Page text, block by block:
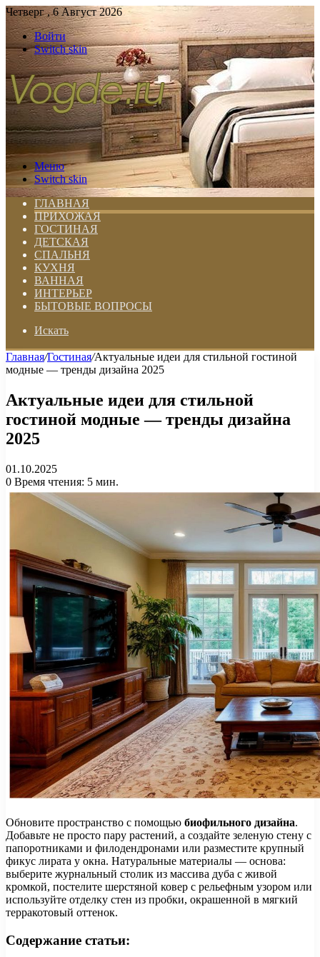
Четверг , 6 Август 2026
Войти
Switch skin
Меню
Switch skin
ГЛАВНАЯ
ПРИХОЖАЯ
ГОСТИНАЯ
ДЕТСКАЯ
СПАЛЬНЯ
КУХНЯ
ВАННАЯ
ИНТЕРЬЕР
БЫТОВЫЕ ВОПРОСЫ
Искать
Главная/Гостиная/Актуальные идеи для стильной гостиной
модные — тренды дизайна 2025
Актуальные идеи для стильной
гостиной модные — тренды дизайна
2025
01.10.2025
0 Время чтения: 5 мин.
Обновите пространство с помощью биофильного дизайна.
Добавьте не просто пару растений, а создайте зеленую стену с
папоротниками и филодендронами или разместите крупный
фикус лирата у окна. Натуральные материалы — основа:
выберите журнальный столик из массива дуба с живой
кромкой, постелите шерстяной ковер с рельефным узором или
используйте отделку стен из пробки, окрашенной в мягкий
терракотовый оттенок.
Содержание статьи: